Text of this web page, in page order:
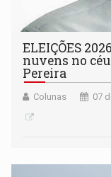
ELEIÇÕES
nuvens no
Pereira
Colunas 07